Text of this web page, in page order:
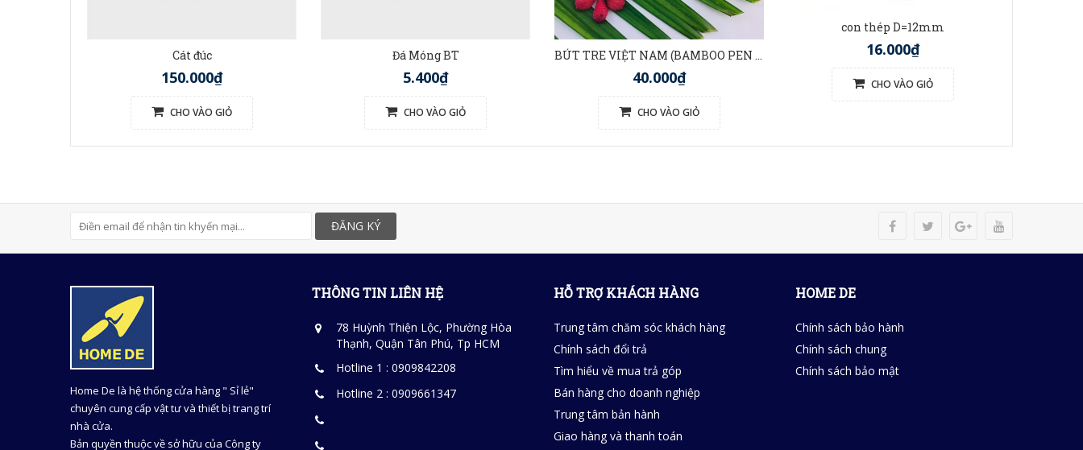
Cát đúc
150.000₫
CHO VÀO GIỎ
Đá Móng BT
5.400₫
CHO VÀO GIỎ
BÚT TRE VIỆT NAM (BAMBOO PEN VIETNAM)
40.000₫
CHO VÀO GIỎ
con thép D=12mm
16.000₫
CHO VÀO GIỎ
ĐĂNG KÝ
Home De là hệ thống cửa hàng " Sỉ lẻ"
chuyên cung cấp vật tư và thiết bị trang trí
nhà cửa.
Bản quyền thuộc về sở hữu của Công ty
THÔNG TIN LIÊN HỆ
78 Huỳnh Thiện Lộc, Phường Hòa
Thạnh, Quận Tân Phú, Tp HCM
Hotline 1 : 0909842208
Hotline 2 : 0909661347
HỖ TRỢ KHÁCH HÀNG
Trung tâm chăm sóc khách hàng
Chính sách đổi trả
Tìm hiểu về mua trả góp
Bán hàng cho doanh nghiệp
Trung tâm bản hành
Giao hàng và thanh toán
HOME DE
Chính sách bảo hành
Chính sách chung
Chính sách bảo mật